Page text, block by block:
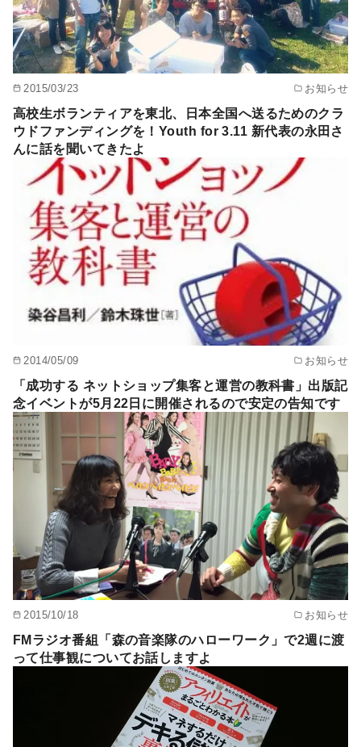
2015/03/23 お知らせ
高校生ボランティアを東北、日本全国へ送るためのクラ
ウドファンディングを！Youth for 3.11 新代表の永田さ
んに話を聞いてきたよ
2014/05/09 お知らせ
「成功する ネットショップ集客と運営の教科書」出版記
念イベントが5月22日に開催されるので安定の告知です
2015/10/18 お知らせ
FMラジオ番組「森の音楽隊のハローワーク」で2週に渡
って仕事観についてお話しますよ